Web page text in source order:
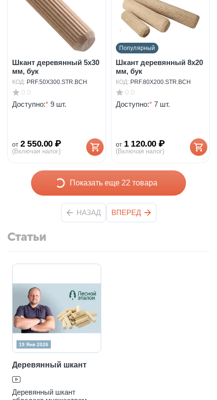
Шкант деревянный 5х30
мм, бук
КОД: PRF.50X300.STR.BCH
0.0
Доступно:* 9 шт.
от 2 550.00 ₽
(Включая налог)
Популярный
Шкант деревянный 8х20
мм, бук
КОД: PRF.80X200.STR.BCH
0.0
Доступно:* 7 шт.
от 1 120.00 ₽
(Включая налог)
Показать еще 22 товара
НАЗАД ВПЕРЕД
Статьи
19 Янв 2026
Деревянный шкант
Деревянный шкант